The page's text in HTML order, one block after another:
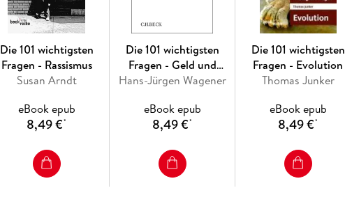
Die 101 wichtigsten
Fragen - Rassismus
Susan Arndt
eBook epub
8,49 €*
Die 101 wichtigsten
Fragen - Geld und
Finanzmärkte
Hans-Jürgen Wagener
eBook epub
8,49 €*
Die 101 wichtigsten
Fragen - Evolution
Thomas Junker
eBook epub
8,49 €*